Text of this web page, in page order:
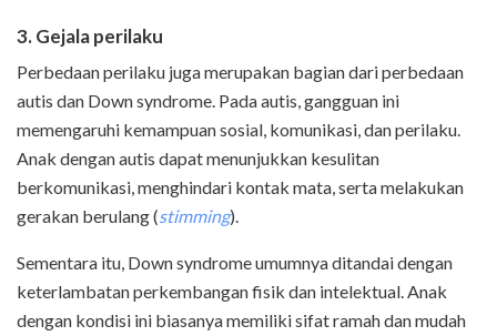
3. Gejala perilaku
Perbedaan perilaku juga merupakan bagian dari perbedaan
autis dan Down syndrome. Pada autis, gangguan ini
memengaruhi kemampuan sosial, komunikasi, dan perilaku.
Anak dengan autis dapat menunjukkan kesulitan
berkomunikasi, menghindari kontak mata, serta melakukan
gerakan berulang (stimming).
Sementara itu, Down syndrome umumnya ditandai dengan
keterlambatan perkembangan fisik dan intelektual. Anak
dengan kondisi ini biasanya memiliki sifat ramah dan mudah